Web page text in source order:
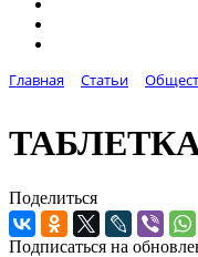
Главная Статьи
Поделиться
Подписаться на